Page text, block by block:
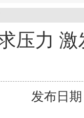
压力
发布日